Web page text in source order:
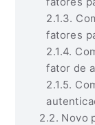
fatores
fator de
Novo